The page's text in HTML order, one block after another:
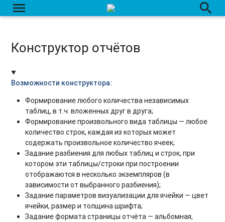
menu search
Конструктор отчётов
Возможности конструктора:
Формирование любого количества независимых
таблиц, в т.ч. вложенных друг в друга;
Формирование произвольного вида таблицы — любое
количество строк, каждая из которых может
содержать произвольное количество ячеек;
Задание разбиения для любых таблиц и строк, при
котором эти таблицы/строки при построении
отображаются в несколько экземпляров (в
зависимости от выбранного разбиения);
Задание параметров визуализации для ячейки — цвет
ячейки, размер и толщина шрифта;
Задание формата страницы отчёта — альбомная,